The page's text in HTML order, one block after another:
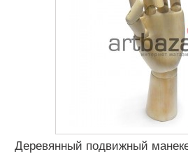
Деревянный подвижный